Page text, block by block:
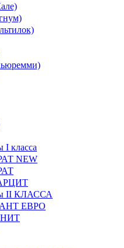
I класса
NEW
II КЛАССА
ЕВРО